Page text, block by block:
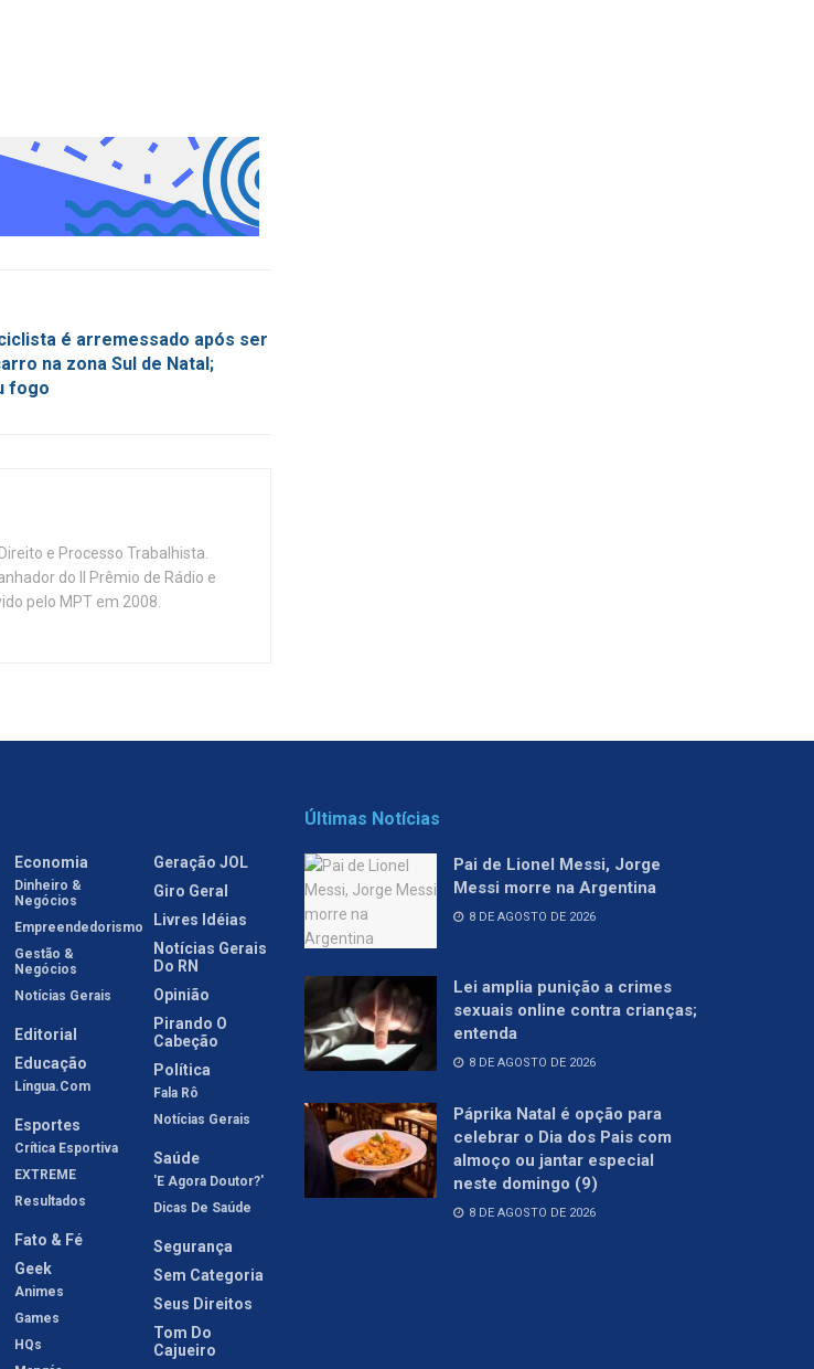
é arremessado após ser
na zona Sul de Natal;
fogo
e Processo Trabalhista.
do II Prêmio de Rádio e
pelo MPT em 2008.
Economia
Dinheiro &
Negócios
Empreendedorismo
Gestão &
Negócios
Notícias Gerais
Editorial
Educação
Língua.com
Esportes
Crítica Esportiva
EXTREME
Resultados
Fato & Fé
Geek
Animes
Games
HQs
Geração JOL
Giro Geral
Livres Idéias
Notícias Gerais
Do RN
Opinião
Pirando O
Cabeção
Política
Fala Rô
Notícias Gerais
Saúde
'E Agora Doutor?'
Dicas De Saúde
Segurança
Sem Categoria
Seus Direitos
Tom Do
Cajueiro
Últimas Notícias
Pai de Lionel Messi, Jorge
Messi morre na Argentina
8 DE AGOSTO DE 2026
Lei amplia punição a crimes
sexuais online contra crianças;
entenda
8 DE AGOSTO DE 2026
Páprika Natal é opção para
celebrar o Dia dos Pais com
almoço ou jantar especial
neste domingo (9)
8 DE AGOSTO DE 2026